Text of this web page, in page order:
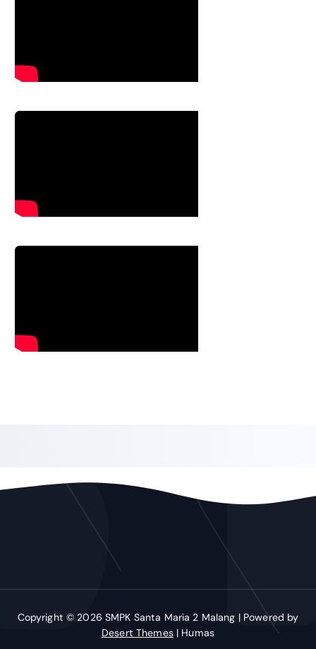
Copyright © 2026 SMPK Santa Maria 2 Malang | Powered by
Desert Themes| Humas